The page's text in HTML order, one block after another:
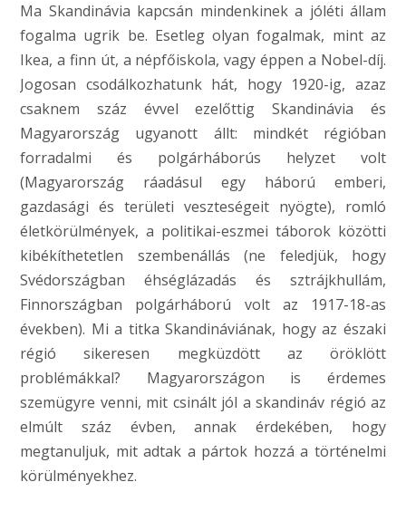
Ma Skandinávia kapcsán mindenkinek a jóléti állam
fogalma ugrik be. Esetleg olyan fogalmak, mint az
Ikea, a finn út, a népfőiskola, vagy éppen a Nobel-díj.
Jogosan csodálkozhatunk hát, hogy 1920-ig, azaz
csaknem száz évvel ezelőttig Skandinávia és
Magyarország ugyanott állt: mindkét régióban
forradalmi és polgárháborús helyzet volt
(Magyarország ráadásul egy háború emberi,
gazdasági és területi veszteségeit nyögte), romló
életkörülmények, a politikai-eszmei táborok közötti
kibékíthetetlen szembenállás (ne feledjük, hogy
Svédországban éhséglázadás és sztrájkhullám,
Finnországban polgárháború volt az 1917-18-as
években). Mi a titka Skandináviának, hogy az északi
régió sikeresen megküzdött az öröklött
problémákkal? Magyarországon is érdemes
szemügyre venni, mit csinált jól a skandináv régió az
elmúlt száz évben, annak érdekében, hogy
megtanuljuk, mit adtak a pártok hozzá a történelmi
körülményekhez.